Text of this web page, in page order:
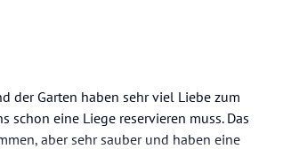
der Garten haben sehr viel Liebe zum
schon eine Liege reservieren muss. Das
aber sehr sauber und haben eine